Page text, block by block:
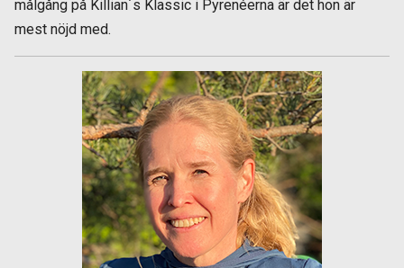
målgång på Killian´s Klassic i Pyrenéerna är det hon är
mest nöjd med.